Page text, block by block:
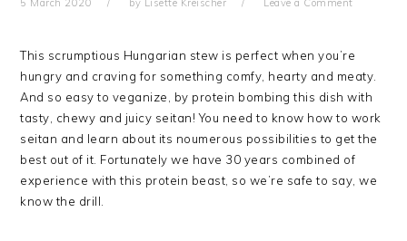
5 March 2020 by Lisette Kreischer Leave a Comment
This scrumptious Hungarian stew is perfect when you’re
hungry and craving for something comfy, hearty and meaty.
And so easy to veganize, by protein bombing this dish with
tasty, chewy and juicy seitan! You need to know how to work
seitan and learn about its noumerous possibilities to get the
best out of it. Fortunately we have 30 years combined of
experience with this protein beast, so we’re safe to say, we
know the drill.